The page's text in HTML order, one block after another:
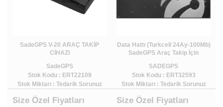
SadeGPS V-20 ARAÇ TAKİP
CİHAZI
SadeGPS
Stok Kodu : ERT22109
Stok Miktarı : Tedarik Sorunuz
Size Özel Fiyatları
Data Hattı (Turkcell 24Ay-100Mb)
SadeGPS Araç Takip İçin
SADEGPS
Stok Kodu : ERT32593
Stok Miktarı : Tedarik Sorunuz
Size Özel Fiyatları